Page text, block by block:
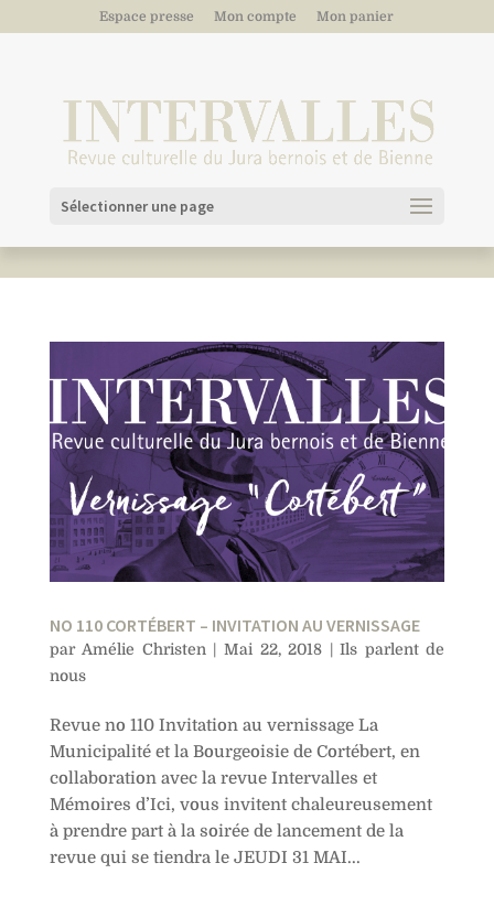
Espace presse Mon compte Mon panier
Sélectionner une page
NO 110 CORTÉBERT – INVITATION AU VERNISSAGE
par Amélie Christen | Mai 22, 2018 |Ils parlent de
nous
Revue no 110 Invitation au vernissage La
Municipalité et la Bourgeoisie de Cortébert, en
collaboration avec la revue Intervalles et
Mémoires d’Ici, vous invitent chaleureusement
à prendre part à la soirée de lancement de la
revue qui se tiendra le JEUDI 31 MAI...